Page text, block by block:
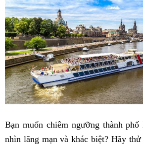
Bạn muốn chiêm ngưỡng thành
nhìn lãng mạn và khác biệt? Hãy